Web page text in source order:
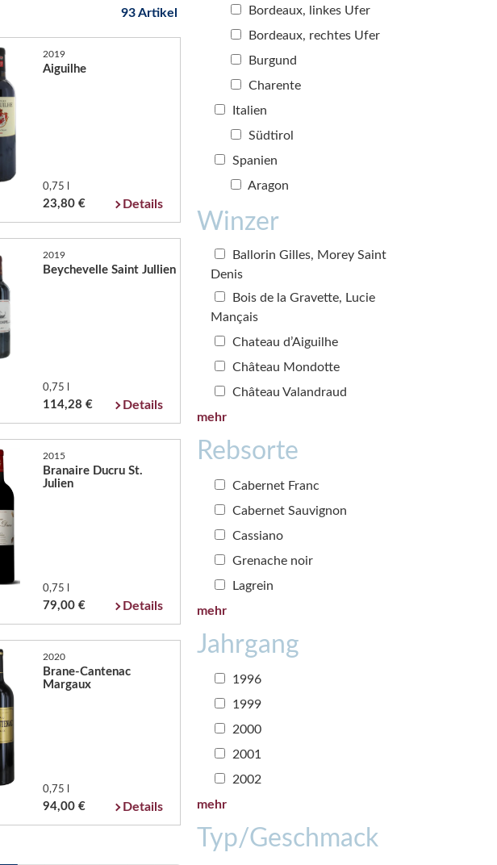
93 Artikel
2019
Aiguilhe
0,75 l
23,80 € Details
2019
Beychevelle Saint Jullien
0,75 l
114,28 € Details
2015
Branaire Ducru St.
Julien
0,75 l
79,00 € Details
2020
Brane-Cantenac
Margaux
0,75 l
94,00 € Details
Bordeaux, linkes Ufer
Bordeaux, rechtes Ufer
Burgund
Charente
Italien
Südtirol
Spanien
Aragon
Winzer
Ballorin Gilles, Morey Saint
Denis
Bois de la Gravette, Lucie
Mançais
Chateau d’Aiguilhe
Château Mondotte
Château Valandraud
mehr
Rebsorte
Cabernet Franc
Cabernet Sauvignon
Cassiano
Grenache noir
Lagrein
mehr
Jahrgang
1996
1999
2000
2001
2002
mehr
Typ/Geschmack